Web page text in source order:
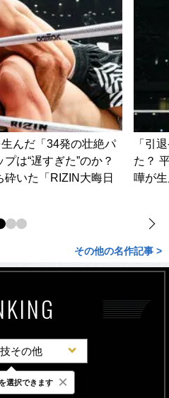
んだ「34発の壮絶パ
は“遅すぎた”のか？
いた「RIZIN大晦日
「引
た？
嘩が
その他の名作記事 >
その他
時間 週間
選択できます ×